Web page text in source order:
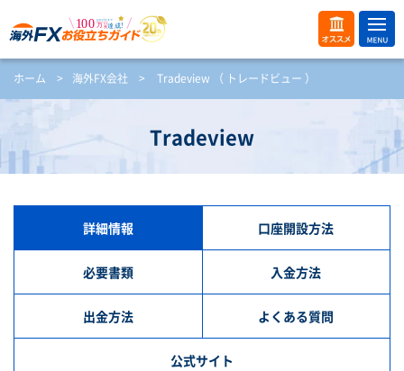
オス
ME
開
ホーム > 海外FX会社 > Tradeview （ トレードビュー ）
Tradeview
詳細情報 口座開設方法
必要書類 入金方法
出金方法 よくある質問
公式サイト